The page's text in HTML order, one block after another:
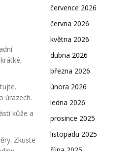
úrazech.
kůže a
Zkuste
července 2026
června 2026
května 2026
dubna 2026
března 2026
února 2026
ledna 2026
prosince 2025
listopadu 2025